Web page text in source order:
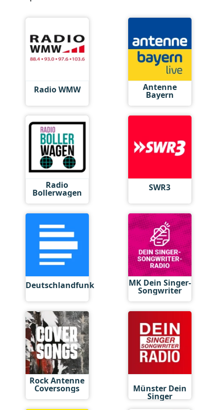
Radio WMW Antenne
Bayern
Radio
Bollerwagen SWR3
Deutschlandfunk MK Dein Singer-
Songwriter
Rock Antenne
Coversongs Münster Dein
Singer
Songwriter